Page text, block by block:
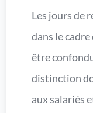
Les jours de
dans le
être
distinction
aux salariés